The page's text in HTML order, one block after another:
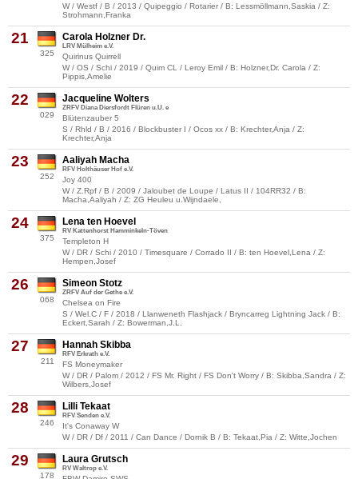
W / Westf / B / 2013 / Quipeggio / Rotarier / B: Lessmöllmann,Saskia / Z:
Strohmann,Franka
21
325
Carola Holzner Dr.
LRV Mülheim e.V.
Quirinus Quirrell
W / OS / Schi / 2019 / Quim CL / Leroy Emil / B: Holzner,Dr. Carola / Z:
Pippis,Amelie
22
029
Jacqueline Wolters
ZRFV Diana Diersfordt Flüren u.U. e
Blütenzauber 5
S / Rhld / B / 2016 / Blockbuster I / Ocos xx / B: Krechter,Anja / Z:
Krechter,Anja
23
252
Aaliyah Macha
RFV Holthäuser Hof e.V.
Joy 400
W / Z.Rpf / B / 2009 / Jaloubet de Loupe / Latus II / 104RR32 / B:
Macha,Aaliyah / Z: ZG Heuleu u.Wijndaele,
24
375
Lena ten Hoevel
RV Kattenhorst Hamminkeln-Töven
Templeton H
W / DR / Schi / 2010 / Timesquare / Corrado II / B: ten Hoevel,Lena / Z:
Hempen,Josef
26
068
Simeon Stotz
ZRFV Auf der Gethe e.V.
Chelsea on Fire
S / Wel.C / F / 2018 / Llanweneth Flashjack / Bryncarreg Lightning Jack / B:
Eckert,Sarah / Z: Bowerman,J.L.
27
211
Hannah Skibba
RFV Erkrath e.V.
FS Moneymaker
W / DR / Palom / 2012 / FS Mr. Right / FS Don't Worry / B: Skibba,Sandra / Z:
Wilbers,Josef
28
246
Lilli Tekaat
RFV Senden e.V.
It's Conaway W
W / DR / Df / 2011 / Can Dance / Dornik B / B: Tekaat,Pia / Z: Witte,Jochen
29
178
Laura Grutsch
RV Waltrop e.V.